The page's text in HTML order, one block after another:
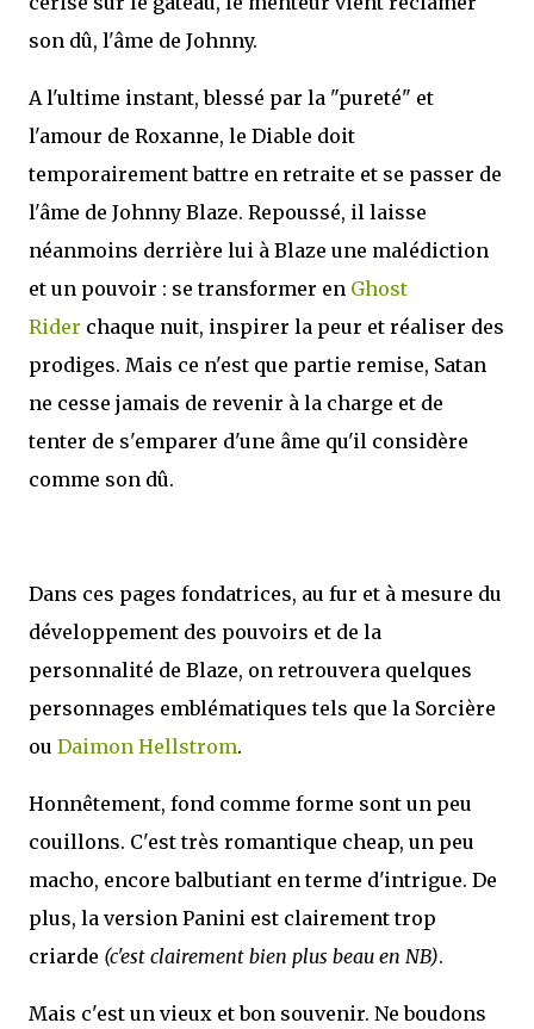
son dû, l'âme de Johnny.
A l'ultime instant, blessé par la "pureté" et
l'amour de Roxanne, le Diable doit
temporairement battre en retraite et se passer de
l'âme de Johnny Blaze. Repoussé, il laisse
néanmoins derrière lui à Blaze une malédiction
et un pouvoir : se transformer en Ghost
Rider chaque nuit, inspirer la peur et réaliser des
prodiges. Mais ce n'est que partie remise, Satan
ne cesse jamais de revenir à la charge et de
tenter de s'emparer d'une âme qu'il considère
comme son dû.
Dans ces pages fondatrices, au fur et à mesure du
développement des pouvoirs et de la
personnalité de Blaze, on retrouvera quelques
personnages emblématiques tels que la Sorcière
ou Daimon Hellstrom.
Honnêtement, fond comme forme sont un peu
couillons. C'est très romantique cheap, un peu
macho, encore balbutiant en terme d'intrigue. De
plus, la version Panini est clairement trop
criarde (c'est clairement bien plus beau en NB).
Mais c'est un vieux et bon souvenir. Ne boudons